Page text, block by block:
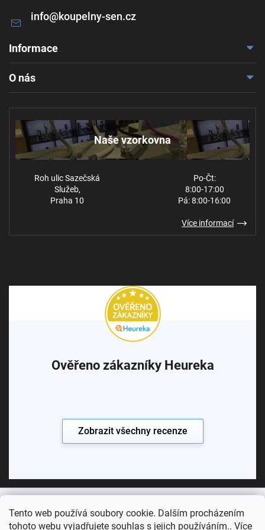
Tento web používá soubory cookie. Dalším procházením
tohoto webu vyjadřujete souhlas s jejich používáním.. Více
info@koupelny-sen.cz
Informace
Ochrana osobních údajů
O nás
Naše vzorkovna
Roh ulic Sazečská
Služeb,
Praha 10
Po-Čt:
8:00-17:00
Pá: 8:00-16:00
Více informací
Ověřeno zákazníky Heureka
Zobrazit všechny recenze
Copyright 2026Koupelny SEN. Všechna práva vyhrazena.